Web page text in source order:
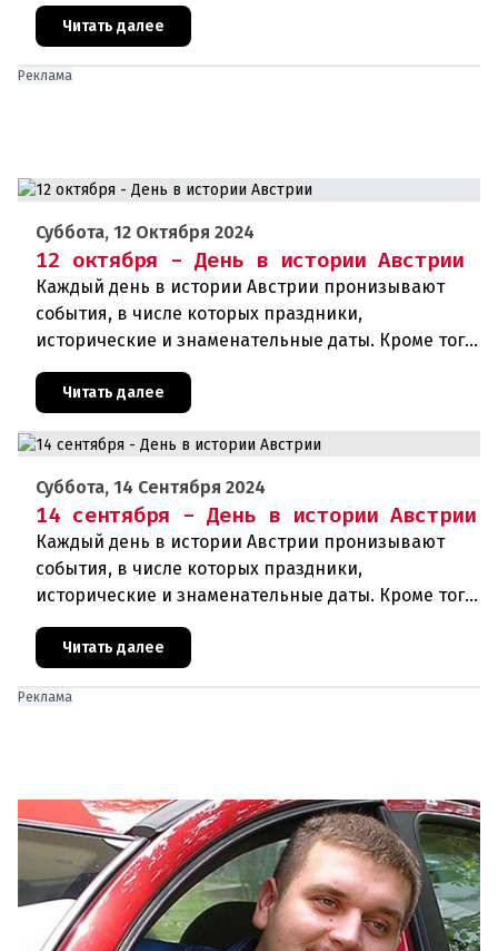
также дни их смерти. Что же прои
Читать далее
Реклама
Суббота, 12 Октября 2024
12 октября - День в истории Австрии
Каждый день в истории Австрии пронизывают
события, в числе которых праздники,
исторические и знаменательные даты. Кроме того,
дни рождения различных деятелей страны, а
также дни их смерти. Что же прои
Читать далее
Суббота, 14 Сентября 2024
14 сентября - День в истории Австрии
Каждый день в истории Австрии пронизывают
события, в числе которых праздники,
исторические и знаменательные даты. Кроме того
дни рождения различных деятелей Австрии, а
также дни их смерти. Что же прои
Читать далее
Реклама